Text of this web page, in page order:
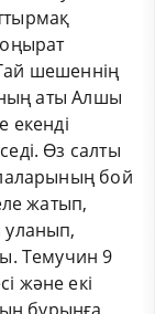
шешеннің
аты Алшы
екенді
Өз салты
бой
жатып,
уланып,
Темучин 9
және екі
бұрынға